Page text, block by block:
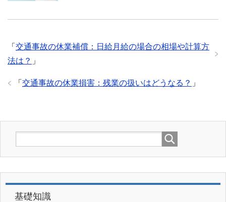
「 交通事故の休業補償：日給月給の場合の相場や計算方
法は？ 」
「 交通事故の休業損害：残業の扱いはどうなる？ 」
基礎知識